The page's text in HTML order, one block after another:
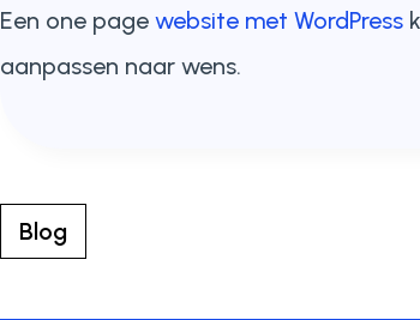
Een one page website met WordPress
aanpassen naar wens.
Blog